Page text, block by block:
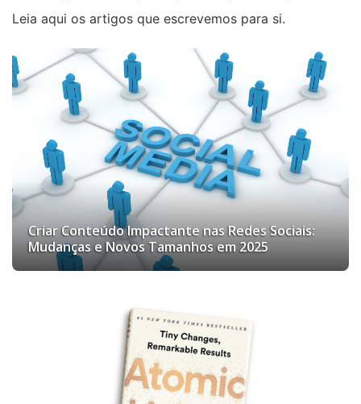
Leia aqui os artigos que escrevemos para si.
Criar Conteúdo Impactante nas Redes Sociais:
Mudanças e Novos Tamanhos em 2025